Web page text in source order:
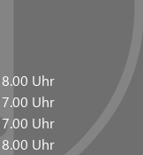
Uhr
Uhr
Uhr
Uhr